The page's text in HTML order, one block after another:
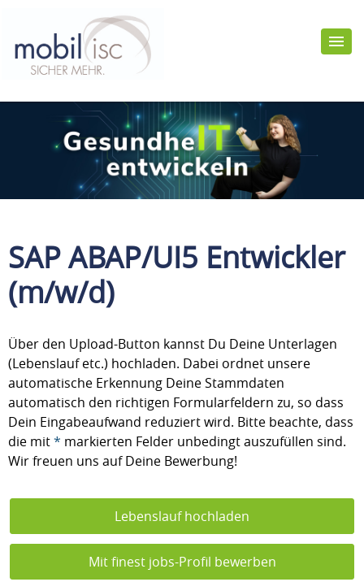
SAP ABAP/UI5 Entwickler
(m/w/d)
Über den Upload-Button kannst Du Deine Unterlagen
(Lebenslauf etc.) hochladen. Dabei ordnet unsere
automatische Erkennung Deine Stammdaten
automatisch den richtigen Formularfeldern zu, so dass
Dein Eingabeaufwand reduziert wird. Bitte beachte, dass
die mit* markierten Felder unbedingt auszufüllen sind.
Wir freuen uns auf Deine Bewerbung!
Lebenslauf hochladen
Mit finest jobs-Profil bewerben